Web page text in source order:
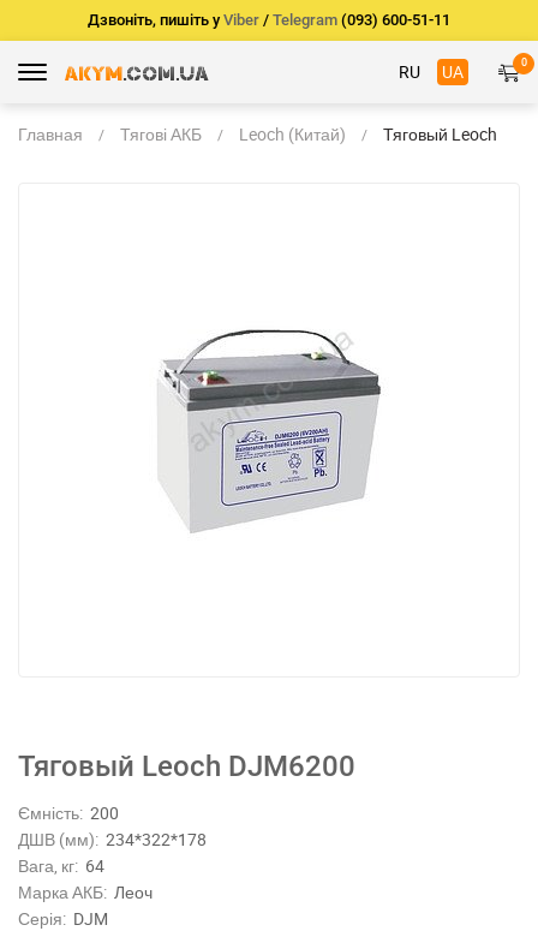
Дзвоніть, пишіть у Viber / Telegram (093) 600-51-11
RU UA 0
Главная Тягові АКБ Leoch (Китай)
Тяговый Leoch
Тяговый Leoch DJM6200
Ємність: 200
ДШВ (мм): 234*322*178
Вага, кг: 64
Марка АКБ: Леоч
Серія: DJM